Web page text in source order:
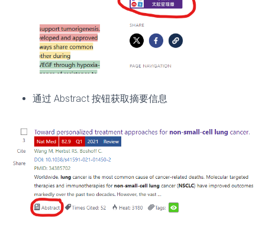
通过 Abstract 按钮获取摘要信息